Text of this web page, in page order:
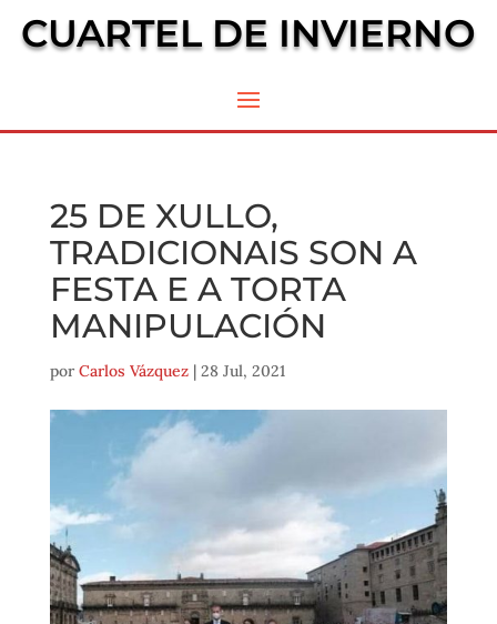
CUARTEL DE INVIERNO
25 DE XULLO,
TRADICIONAIS SON A
FESTA E A TORTA
MANIPULACIÓN
por Carlos Vázquez| 28 Jul, 2021